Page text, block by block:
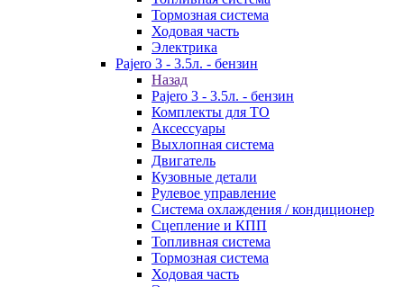
Тормозная система
Ходовая часть
Электрика
Pajero 3 - 3.5л. - бензин
Назад
Pajero 3 - 3.5л. - бензин
Комплекты для ТО
Аксессуары
Выхлопная система
Двигатель
Кузовные детали
Рулевое управление
Система охлаждения / кондиционер
Сцепление и КПП
Топливная система
Тормозная система
Ходовая часть